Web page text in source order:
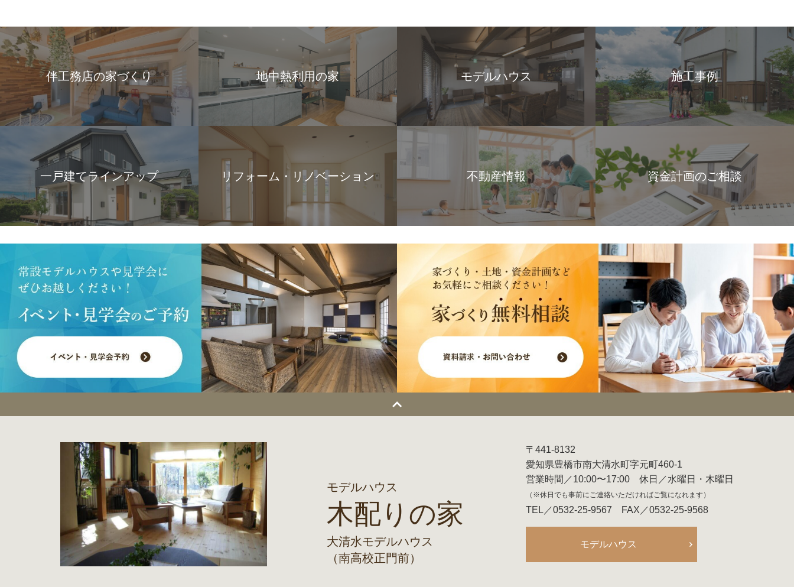
伴工務店の家づくり 地中熱利用の家 モデルハウス 施工事例
一戸建てラインアップ リフォーム・リノベーション 不動産情報 資金計画のご相談
モデルハウス
木配りの家
大清水モデルハウス
（南高校正門前）
〒441-8132
愛知県豊橋市南大清水町字元町460-1
営業時間／10:00〜17:00 休日／水曜日・木曜日
（※休日でも事前にご連絡いただければご覧になれます）
TEL／0532-25-9567 FAX／0532-25-9568
モデルハウス